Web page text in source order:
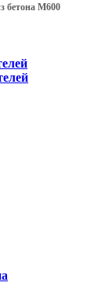
бетона М600